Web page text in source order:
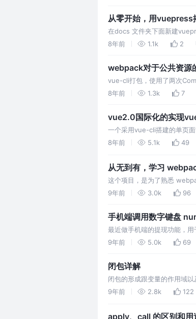
从零开始，用vuepress
在docs 文件夹下面新建
http://localhost:5555/ 3、主
8年前 1.1k 2
webpack对于公共资
vue-cli打包，使用了两次
8年前
1.3k 7
vue2.0国际化的实现
一个采用vue-cli搭建的单页
言，便测试了vue-i18n的功
8年前 5.1k 49
从无到有，学习
这个项目，是为了熟悉
含 js、less、图片、模板
9年前 3.0k 96
手机端调用数字键盘
最近做手机端的提现功能，
应该具备的素质，自然考虑
9年前 5.0k 69
闭包详解
闭包的形成跟变量的作用域以
9年前
2.8k 122
apply、call 的区别和用